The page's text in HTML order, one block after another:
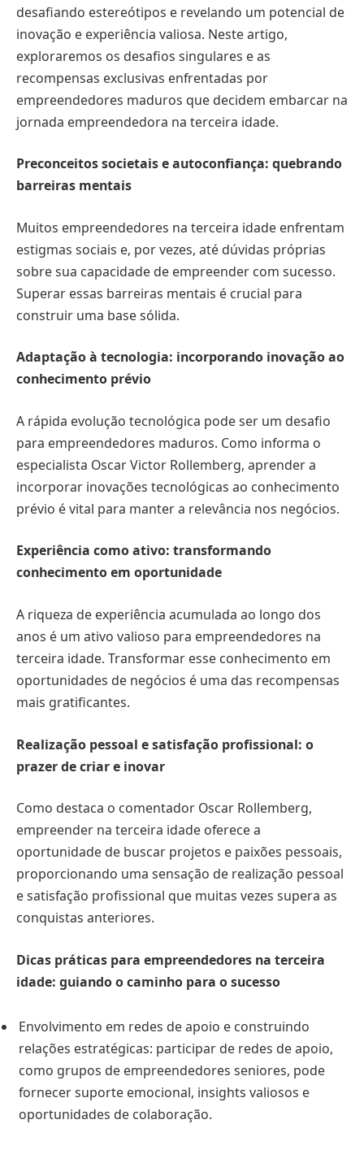
desafiando estereótipos e revelando um potencial de
inovação e experiência valiosa. Neste artigo,
exploraremos os desafios singulares e as
recompensas exclusivas enfrentadas por
empreendedores maduros que decidem embarcar na
jornada empreendedora na terceira idade.
Preconceitos societais e autoconfiança: quebrando
barreiras mentais
Muitos empreendedores na terceira idade enfrentam
estigmas sociais e, por vezes, até dúvidas próprias
sobre sua capacidade de empreender com sucesso.
Superar essas barreiras mentais é crucial para
construir uma base sólida.
Adaptação à tecnologia: incorporando inovação ao
conhecimento prévio
A rápida evolução tecnológica pode ser um desafio
para empreendedores maduros. Como informa o
especialista Oscar Victor Rollemberg, aprender a
incorporar inovações tecnológicas ao conhecimento
prévio é vital para manter a relevância nos negócios.
Experiência como ativo: transformando
conhecimento em oportunidade
A riqueza de experiência acumulada ao longo dos
anos é um ativo valioso para empreendedores na
terceira idade. Transformar esse conhecimento em
oportunidades de negócios é uma das recompensas
mais gratificantes.
Realização pessoal e satisfação profissional: o
prazer de criar e inovar
Como destaca o comentador Oscar Rollemberg,
empreender na terceira idade oferece a
oportunidade de buscar projetos e paixões pessoais,
proporcionando uma sensação de realização pessoal
e satisfação profissional que muitas vezes supera as
conquistas anteriores.
Dicas práticas para empreendedores na terceira
idade: guiando o caminho para o sucesso
Envolvimento em redes de apoio e construindo
relações estratégicas: participar de redes de apoio,
como grupos de empreendedores seniores, pode
fornecer suporte emocional, insights valiosos e
oportunidades de colaboração.